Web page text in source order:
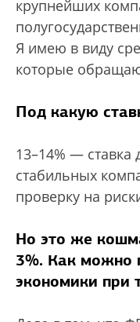
крупнейших
Я имею в виду
которые
Под какую
13–14% —
стабильных
проверку на
Но это же
3%. Как можно
экономики при